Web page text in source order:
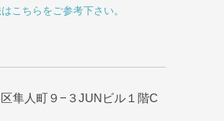
こちらをご参考下さい。
隼人町９−３JUNビル１階C